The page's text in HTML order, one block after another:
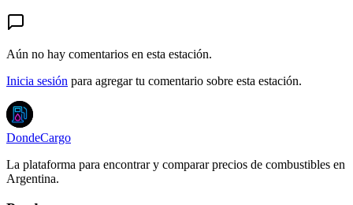
Aún no hay comentarios en esta estación.
Inicia sesión para agregar tu comentario sobre esta estación.
DondeCargo
La plataforma para encontrar y comparar precios de combustibles en
Argentina.